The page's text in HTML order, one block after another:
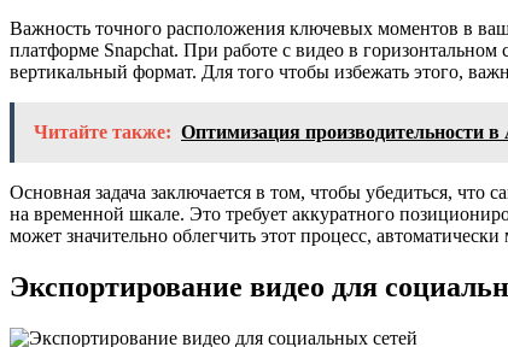
Важность точного расположения ключевых моментов в
платформе Snapchat. При работе с видео в
вертикальный формат. Для того чтобы избежать этого,
Читайте также: Оптимизация производительности
Основная задача заключается в том, чтобы убедиться,
на временной шкале. Это требует аккуратного
может значительно облегчить этот процесс,
Экспортирование видео для